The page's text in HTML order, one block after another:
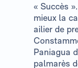
« Succès
mieux la
ailier de
Paniagua
palmarès